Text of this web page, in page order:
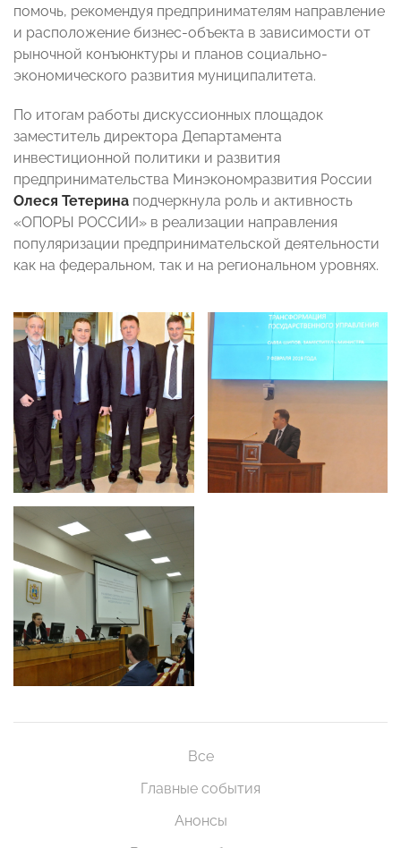
помочь, рекомендуя предпринимателям направление
и расположение бизнес-объекта в зависимости от
рыночной конъюнктуры и планов социально-
экономического развития муниципалитета.
По итогам работы дискуссионных площадок
заместитель директора Департамента
инвестиционной политики и развития
предпринимательства Минэкономразвития России
Олеся Тетерина подчеркнула роль и активность
«ОПОРЫ РОССИИ» в реализации направления
популяризации предпринимательской деятельности
как на федеральном, так и на региональном уровнях.
Все
Главные события
Анонсы